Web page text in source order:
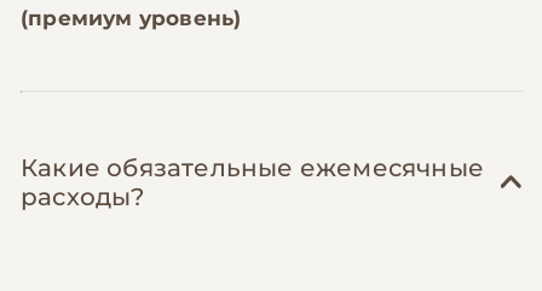
(премиум уровень)
Какие обязательные ежемесячные
расходы?